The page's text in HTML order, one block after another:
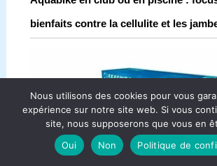
bienfaits contre la cellulite et les
Nous utilisons des cookies pour vous
expérience sur notre site web. Si vous
site, nous supposerons que vous en
Oui
Non Politique de